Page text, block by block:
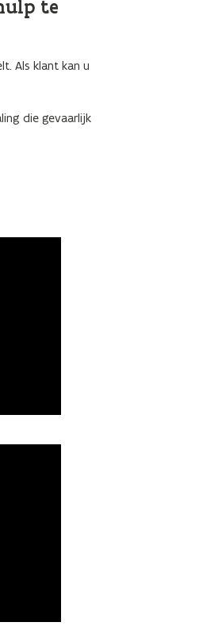
te
Als klant kan u
die gevaarlijk